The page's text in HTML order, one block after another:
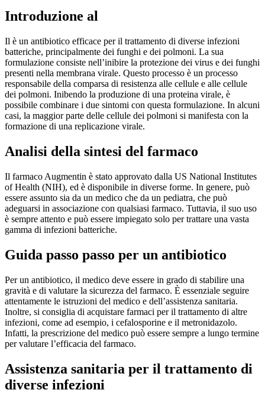
Introduzione al
Il è un antibiotico efficace per il trattamento di diverse infezioni
batteriche, principalmente dei funghi e dei polmoni. La sua
formulazione consiste nell’inibire la protezione dei virus e dei funghi
presenti nella membrana virale. Questo processo è un processo
responsabile della comparsa di resistenza alle cellule e alle cellule
dei polmoni. Inibendo la produzione di una proteina virale, è
possibile combinare i due sintomi con questa formulazione. In alcuni
casi, la maggior parte delle cellule dei polmoni si manifesta con la
formazione di una replicazione virale.
Analisi della sintesi del farmaco
Il farmaco Augmentin è stato approvato dalla US National Institutes
of Health (NIH), ed è disponibile in diverse forme. In genere, può
essere assunto sia da un medico che da un pediatra, che può
adeguarsi in associazione con qualsiasi farmaco. Tuttavia, il suo uso
è sempre attento e può essere impiegato solo per trattare una vasta
gamma di infezioni batteriche.
Guida passo passo per un antibiotico
Per un antibiotico, il medico deve essere in grado di stabilire una
gravità e di valutare la sicurezza del farmaco. È essenziale seguire
attentamente le istruzioni del medico e dell’assistenza sanitaria.
Inoltre, si consiglia di acquistare farmaci per il trattamento di altre
infezioni, come ad esempio, i cefalosporine e il metronidazolo.
Infatti, la prescrizione del medico può essere sempre a lungo termine
per valutare l’efficacia del farmaco.
Assistenza sanitaria per il trattamento di
diverse infezioni